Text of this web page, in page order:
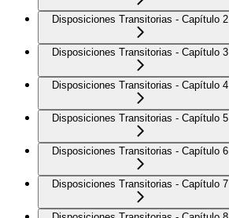
Disposiciones Transitorias - Capítulo 2
Disposiciones Transitorias - Capítulo 3
Disposiciones Transitorias - Capítulo 4
Disposiciones Transitorias - Capítulo 5
Disposiciones Transitorias - Capítulo 6
Disposiciones Transitorias - Capítulo 7